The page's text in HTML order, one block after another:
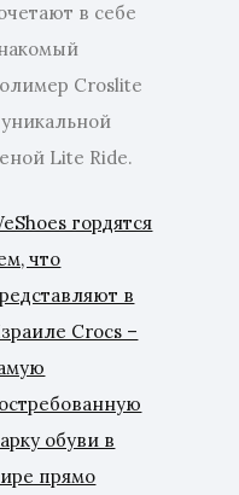
в себе
Croslite
уникальной
Lite Ride.
гордятся
что
в
Crocs –
обуви в
прямо